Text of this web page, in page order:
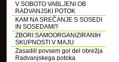
V SOBOTO VABLJENI OB
RADVANJSKI POTOK
KAM NA SREČANJE S SOSEDI
IN SOSEDAMI?
ZBORI SAMOORGANIZIRANIH
SKUPNOSTI V MAJU
Zasadili povsem gol del obrežja
Radvanjskega potoka